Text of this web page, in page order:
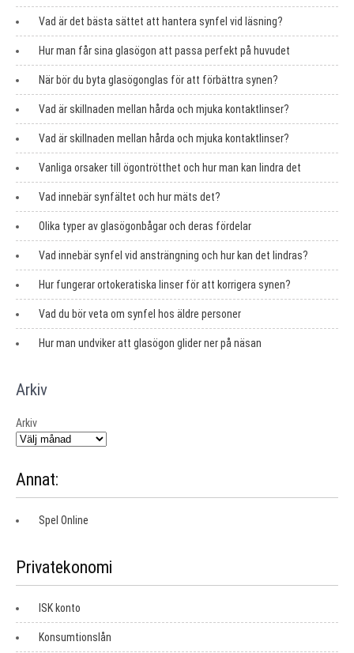
Vad är det bästa sättet att hantera synfel vid läsning?
Hur man får sina glasögon att passa perfekt på huvudet
När bör du byta glasögonglas för att förbättra synen?
Vad är skillnaden mellan hårda och mjuka kontaktlinser?
Vad är skillnaden mellan hårda och mjuka kontaktlinser?
Vanliga orsaker till ögontrötthet och hur man kan lindra det
Vad innebär synfältet och hur mäts det?
Olika typer av glasögonbågar och deras fördelar
Vad innebär synfel vid ansträngning och hur kan det lindras?
Hur fungerar ortokeratiska linser för att korrigera synen?
Vad du bör veta om synfel hos äldre personer
Hur man undviker att glasögon glider ner på näsan
Arkiv
Arkiv
Annat:
Spel Online
Privatekonomi
ISK konto
Konsumtionslån